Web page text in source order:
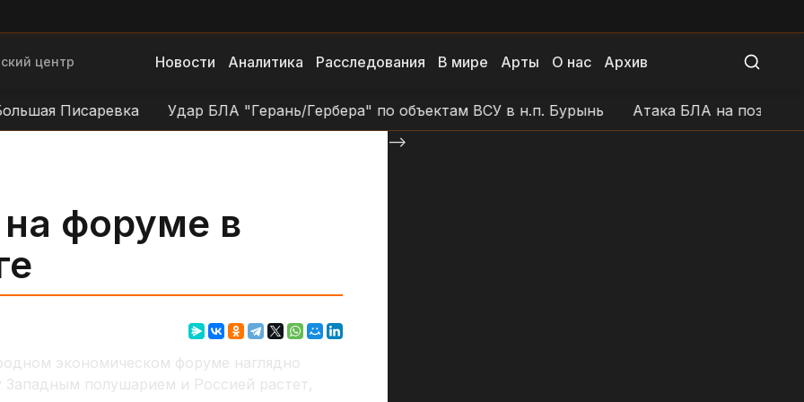
центр Новости Аналитика Расследования В мире Арты О нас Архив
Писаревка Удар БЛА "Герань/Гербера" по объектам ВСУ в н.п. Бурынь Атака БЛА на позиции ВСУ
форуме в
экономическом форуме наглядно
полушарием и Россией растет,
-->